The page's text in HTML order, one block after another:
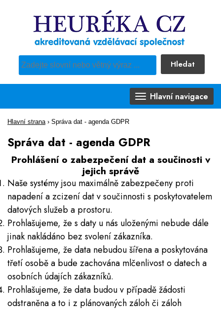
Hledat
Pro vyhledávání obsahu webu použijte předdefinovaný výběr
Hlavní navigace
Hlavní strana › Správa dat - agenda GDPR
Správa dat - agenda GDPR
Prohlášení o zabezpečení dat a součinosti v
jejich správě
Naše systémy jsou maximálně zabezpečeny proti
napadení a zcizení dat v součinnosti s poskytovatelem
datových služeb a prostoru.
Prohlašujeme, že s daty u nás uloženými nebude dále
jinak nakládáno bez svolení zákazníka.
Prohlašujeme, že data nebudou šířena a poskytována
třetí osobě a bude zachována mlčenlivost o datech a
osobních údajích zákazníků.
Prohlašujeme, že data budou v případě žádosti
odstraněna a to i z plánovaných záloh či záloh